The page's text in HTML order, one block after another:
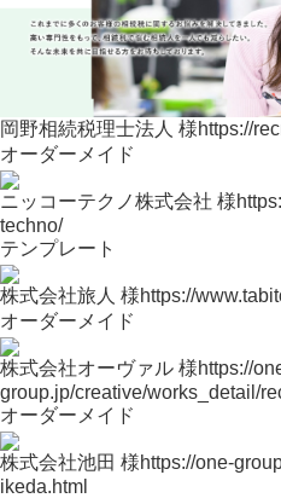
岡野相続税理士法人 様https://
オーダーメイド
ニッコーテクノ株式会社 様
techno/
テンプレート
株式会社旅人 様https://
オーダーメイド
株式会社オーヴァル 様https://
group.jp/creative/works_detail/
オーダーメイド
株式会社池田 様https://one-
ikeda.html